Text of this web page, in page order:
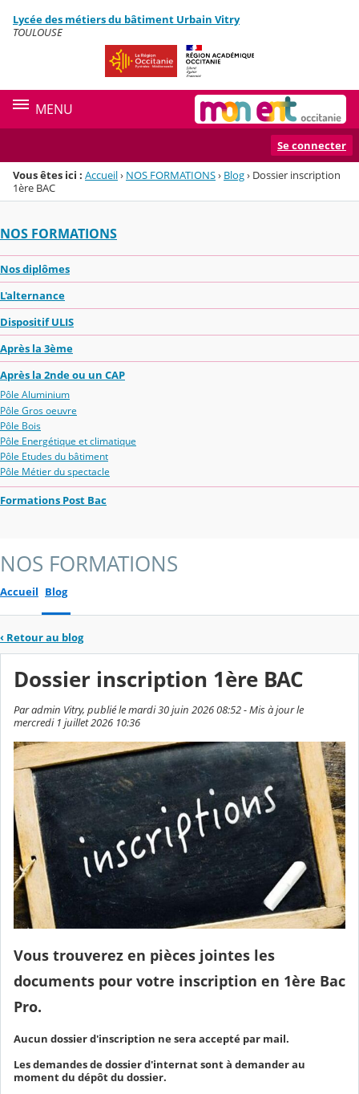
Menu de la rubrique
Contenu
Lycée des métiers du bâtiment Urbain Vitry
TOULOUSE
MENU
Se connecter
Vous êtes ici : Accueil› NOS FORMATIONS› Blog› Dossier inscription
1ère BAC
NOS FORMATIONS
Nos diplômes
L'alternance
Dispositif ULIS
Après la 3ème
Après la 2nde ou un CAP
Pôle Aluminium
Pôle Gros oeuvre
Pôle Bois
Pôle Energétique et climatique
Pôle Etudes du bâtiment
Pôle Métier du spectacle
Formations Post Bac
NOS FORMATIONS
Accueil Blog
‹ Retour au blog
Dossier inscription 1ère BAC
Par admin Vitry, publié le mardi 30 juin 2026 08:52 - Mis à jour le
mercredi 1 juillet 2026 10:36
Vous trouverez en pièces jointes les
documents pour votre inscription en 1ère Bac
Pro.
Aucun dossier d'inscription ne sera accepté par mail.
Les demandes de dossier d'internat sont à demander au
moment du dépôt du dossier.